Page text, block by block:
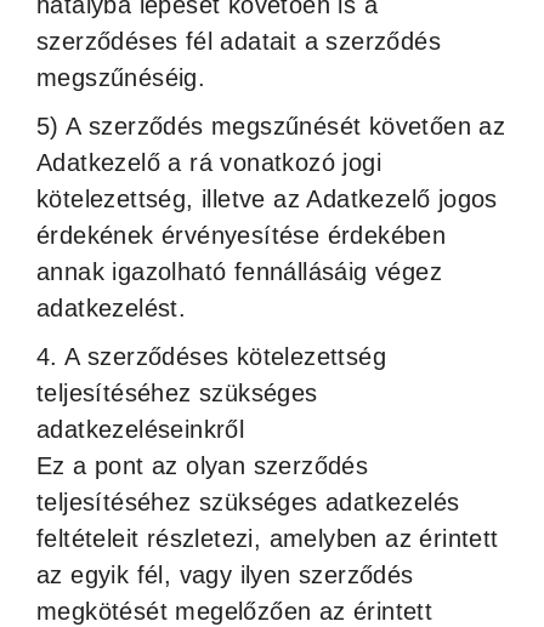
szerződéses fél adatait a szerződés
megszűnéséig.
5) A szerződés megszűnését követően az
Adatkezelő a rá vonatkozó jogi
kötelezettség, illetve az Adatkezelő jogos
érdekének érvényesítése érdekében
annak igazolható fennállásáig végez
adatkezelést.
4. A szerződéses kötelezettség
teljesítéséhez szükséges
adatkezeléseinkről
Ez a pont az olyan szerződés
teljesítéséhez szükséges adatkezelés
feltételeit részletezi, amelyben az érintett
az egyik fél, vagy ilyen szerződés
megkötését megelőzően az érintett